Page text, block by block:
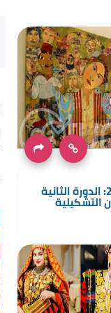
من 5 الى 9 أكتوبر 2025: الدورة الثانية
التشكيلية